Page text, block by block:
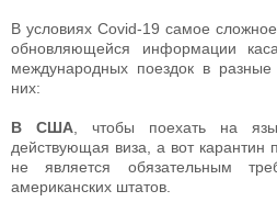
В условиях Covid-19 самое
обновляющейся информации
международных поездок в
них:
В США , чтобы поехать на
действующая виза, а вот карантин
не является обязательным
американских штатов.